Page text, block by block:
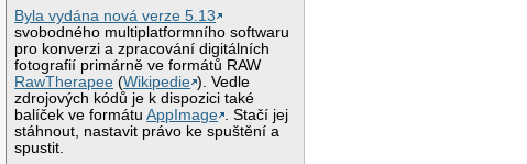
Byla vydána nová verze 5.13
svobodného multiplatformního softwaru
pro konverzi a zpracování digitálních
fotografií primárně ve formátů RAW
RawTherapee (Wikipedie ). Vedle
zdrojových kódů je k dispozici také
balíček ve formátuAppImage
. Stačí jej
stáhnout, nastavit právo ke spuštění a
spustit.